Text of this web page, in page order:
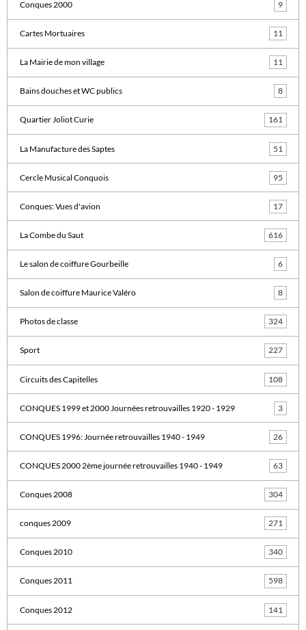
Conques 2000 9
Cartes Mortuaires 11
La Mairie de mon village 11
Bains douches et WC publics 8
Quartier Joliot Curie 161
La Manufacture des Saptes 51
Cercle Musical Conquois 95
Conques: Vues d'avion 17
La Combe du Saut 616
Le salon de coiffure Gourbeille 6
Salon de coiffure Maurice Valéro 8
Photos de classe 324
Sport 227
Circuits des Capitelles 108
CONQUES 1999 et 2000 Journées retrouvailles 1920 - 1929 3
CONQUES 1996: Journée retrouvailles 1940 - 1949 26
CONQUES 2000 2ème journée retrouvailles 1940 - 1949 63
Conques 2008 304
conques 2009 271
Conques 2010 340
Conques 2011 598
Conques 2012 141